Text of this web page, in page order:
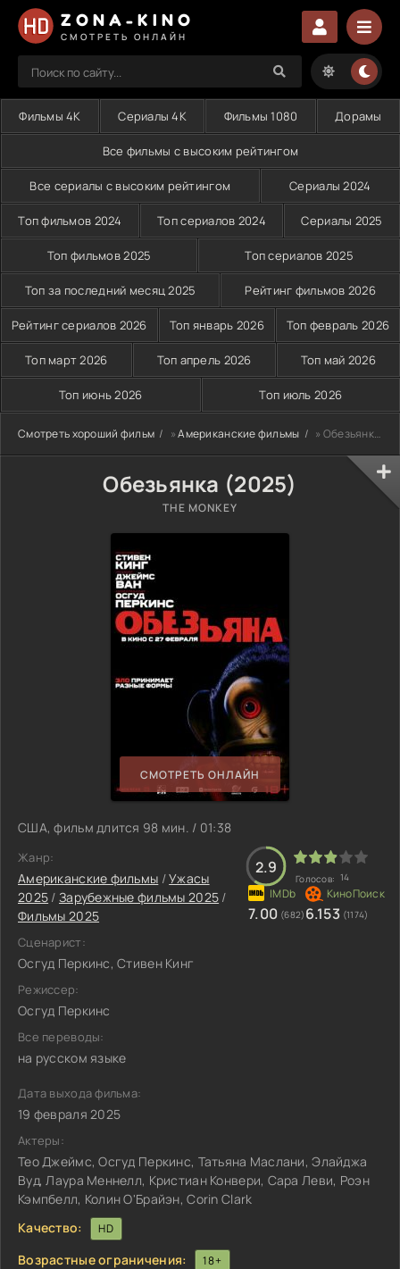
ZONA-KINO
СМОТРЕТЬ ОНЛАЙН
Фильмы 4K Сериалы 4K Фильмы 1080 Дорамы
Все фильмы с высоким рейтингом
Все сериалы с высоким рейтингом Сериалы 2024
Топ фильмов 2024 Топ сериалов 2024 Сериалы 2025
Топ фильмов 2025 Топ сериалов 2025
Топ за последний месяц 2025 Рейтинг фильмов 2026
Рейтинг сериалов 2026 Топ январь 2026 Топ февраль 2026
Топ март 2026 Топ апрель 2026 Топ май 2026
Топ июнь 2026 Топ июль 2026
Смотреть хороший фильм »Американские фильмы » Обезьянка (2025)
Обезьянка (2025)
THE MONKEY
СМОТРЕТЬ ОНЛАЙН
США, фильм длится 98 мин. / 01:38
Жанр:
Американские фильмы /Ужасы
2025 / Зарубежные фильмы 2025 /
Фильмы 2025
Сценарист:
Осгуд Перкинс, Стивен Кинг
Режиссер:
Осгуд Перкинс
Все переводы:
на русском языке
2.9
Голосов: 14
7.00 (682) 6.153 (1174)
Дата выхода фильма:
19 февраля 2025
Актеры:
Тео Джеймс, Осгуд Перкинс, Татьяна Маслани, Элайджа
Вуд, Лаура Меннелл, Кристиан Конвери, Сара Леви, Роэн
Кэмпбелл, Колин О'Брайэн, Corin Clark
Качество:
HD
Возрастные ограничения: 18+